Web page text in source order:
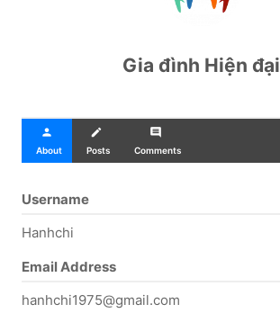
Gia đình Hiện đại
person
About
create
Posts
comment
Comments
Username
Hanhchi
Email Address
hanhchi1975@gmail.com